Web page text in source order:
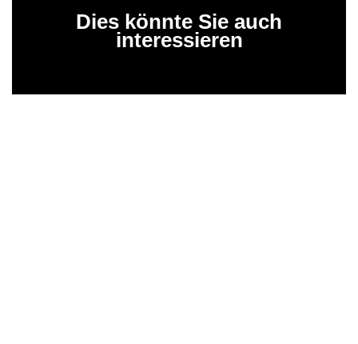
Dies könnte Sie auch
interessieren